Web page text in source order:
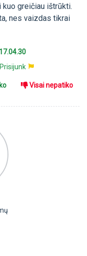
greičiau ištrūkti.
nes vaizdas tikrai
Prisijunk
Visai nepatiko